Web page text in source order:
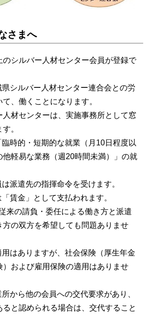
さまへ
のシルバー人材センター会員が登録で
シルバー人材センター連合会との労
、働くことになります。
材センターは、実施事務所として窓
。
時的・短期的な就業（月10日程度以
他軽易な業務（週20時間未満）」の就
派遣先の指揮命令を受けます。
賃金」として支払われます。
来の請負・委任による働き方と派遣
方の双方を希望しても問題ありませ
はありますが、社会保険（厚生年金
）および雇用保険の適用はありませ
から他の会員への交代要求があり、
ると認められる場合は、交代すること